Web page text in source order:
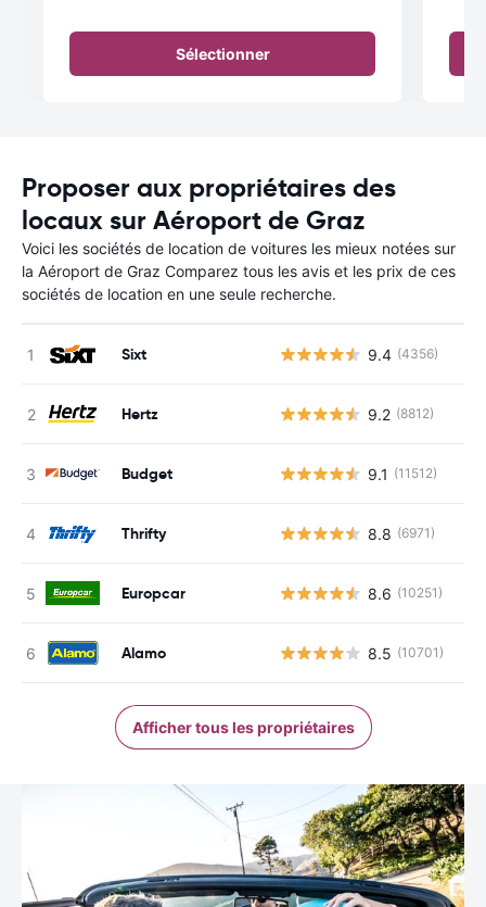
Sélectionner
Proposer aux propriétaires des
locaux sur Aéroport de Graz
Voici les sociétés de location de voitures les mieux notées sur
la Aéroport de Graz Comparez tous les avis et les prix de ces
sociétés de location en une seule recherche.
Sixt 9.4 (4356)
Hertz 9.2 (8812)
Budget 9.1 (11512)
Thrifty 8.8 (6971)
Europcar 8.6 (10251)
Alamo 8.5 (10701)
Afficher tous les propriétaires